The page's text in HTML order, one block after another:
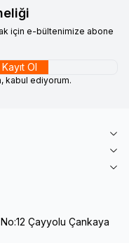
için e-bültenimize abone
Kayıt Ol
kabul ediyorum.
Çayyolu Çankaya